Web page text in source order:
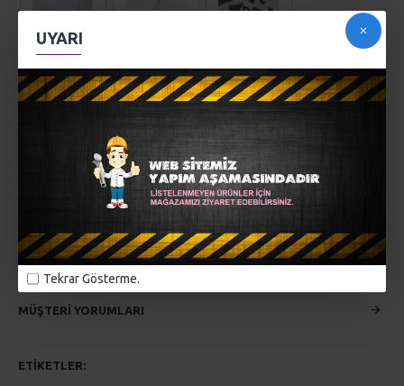
UYARI
Tekrar Gösterme.
Bebek Kapı Süsü...
5 mm beyaz mdf üzeri renkli 3 mm Beşiktaş temalı figür.
ister duvar dekoru..
MÜŞTERI YORUMLARI
ETIKETLER: